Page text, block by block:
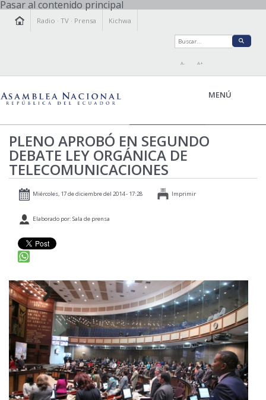
Pasar al contenido principal
Radio ·TV · Prensa Kichwa
A- A+
MENÚ
LA ASAMBLEA
LEGISLAMOS
FISCALIZAMOS
PRENSA
PARTICIPACIÓN
RELACIONES INTERNACIONALES
AGENDA
PLENO APROBÓ EN SEGUNDO
DEBATE LEY ORGÁNICA DE
TELECOMUNICACIONES
Miércoles, 17 de diciembre del 2014 - 17:28 Imprimir
Elaborado por: Sala de prensa